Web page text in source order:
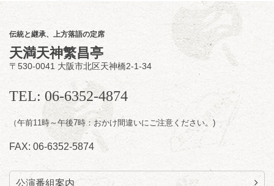
開演：午後6時（5時30分開場）全席指定
前売3,500円 当日4,000円
お問合せ：FANYチケット 0570-550-
100(10:00～19:00受付)
伝統と継承、上方落語の定席
天満天神繁昌亭
〒530-0041 大阪市北区天神橋2-1-34
TEL: 06-6352-4874
（午前11時～午後7時：おかけ間違いにご注意ください。)
FAX: 06-6352-5874
公演番組案内